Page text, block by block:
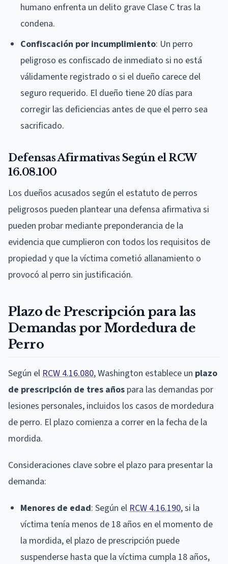
humano enfrenta un delito grave Clase C tras la
condena.
Confiscación por incumplimiento: Un perro
peligroso es confiscado de inmediato si no está
válidamente registrado o si el dueño carece del
seguro requerido. El dueño tiene 20 días para
corregir las deficiencias antes de que el perro sea
sacrificado.
Defensas Afirmativas Según el RCW
16.08.100
Los dueños acusados según el estatuto de perros
peligrosos pueden plantear una defensa afirmativa si
pueden probar mediante preponderancia de la
evidencia que cumplieron con todos los requisitos de
propiedad y que la víctima cometió allanamiento o
provocó al perro sin justificación.
Plazo de Prescripción para las
Demandas por Mordedura de
Perro
Según el RCW 4.16.080, Washington establece un plazo
de prescripción de tres años para las demandas por
lesiones personales, incluidos los casos de mordedura
de perro. El plazo comienza a correr en la fecha de la
mordida.
Consideraciones clave sobre el plazo para presentar la
demanda:
Menores de edad: Según el RCW 4.16.190, si la
víctima tenía menos de 18 años en el momento de
la mordida, el plazo de prescripción puede
suspenderse hasta que la víctima cumpla 18 años,